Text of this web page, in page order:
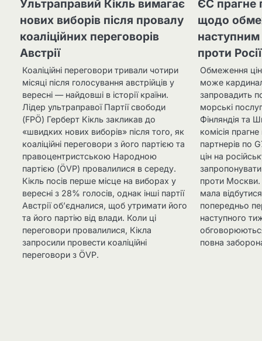
Ультраправий Кікль вимагає
нових виборів після провалу
коаліційних переговорів
Австрії
Коаліційні переговори тривали чотири
місяці після голосування австрійців у
вересні — найдовші в історії країни.
Лідер ультраправої Партії свободи
(FPÖ) Герберт Кікль закликав до
«швидких нових виборів» після того, як
коаліційні переговори з його партією та
правоцентристською Народною
партією (ÖVP) провалилися в середу.
Кікль посів перше місце на виборах у
вересні з 28% голосів, однак інші партії
Австрії об’єдналися, щоб утримати його
та його партію від влади. Коли ці
переговори провалилися, Кікла
запросили провести коаліційні
переговори з ÖVP.
ЄС прагне
щодо
наступним
проти Росії
Обмеження
може
запровадить
морські
Фінляндія та
комісія
партнерів по
цін на
проти Москви.
мала
попередньо
наступного
повна